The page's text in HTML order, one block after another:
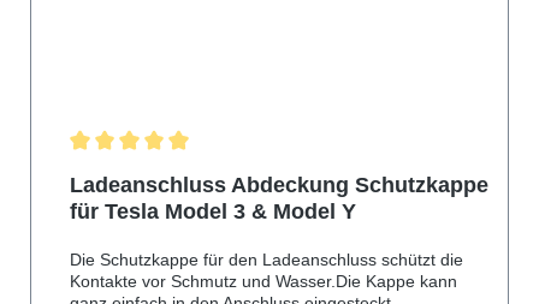
Ladeanschluss Abdeckung Schutzkappe
für Tesla Model 3 & Model Y
Die Schutzkappe für den Ladeanschluss schützt die
Kontakte vor Schmutz und Wasser.Die Kappe kann